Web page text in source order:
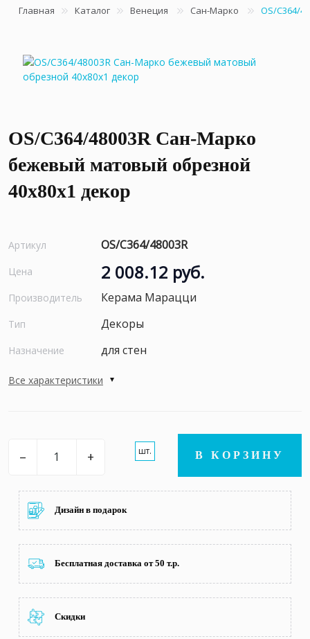
Главная Каталог Венеция Сан-Марко OS/C364/
OS/C364/48003R Сан-Марко
бежевый матовый обрезной
40x80x1 декор
Артикул OS/C364/48003R
Цена 2 008.12 руб.
Производитель Керама Марацци
Тип Декоры
Назначение для стен
Все характеристики
– + шт. В КОРЗИНУ
Дизайн в подарок
Бесплатная доставка от 50 т.р.
Скидки